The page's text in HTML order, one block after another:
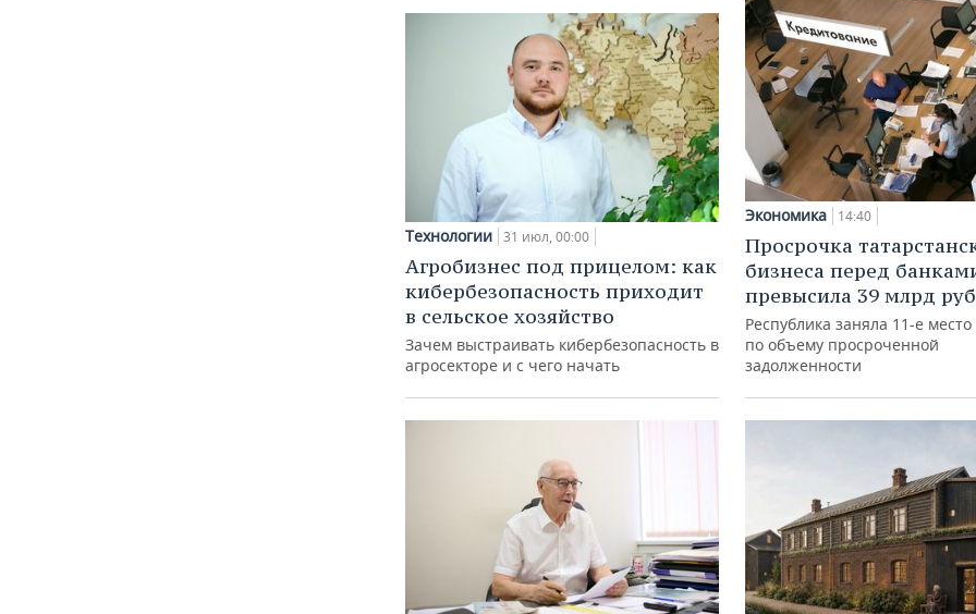
Технологии 31 июл, 00:00
Агробизнес под прицелом: как
кибербезопасность приходит
в сельское хозяйство
Зачем выстраивать кибербезопасность в
агросекторе и с чего начать
Экономика 14:40
Просрочка
бизнеса перед
превысила 39 млрд
Республика заняла 11-е
по объему просроченной
задолженности